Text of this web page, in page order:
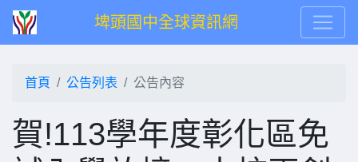
埤頭國中全球資訊網
首頁 公告列表 公告內容
賀!113學年度彰化區免